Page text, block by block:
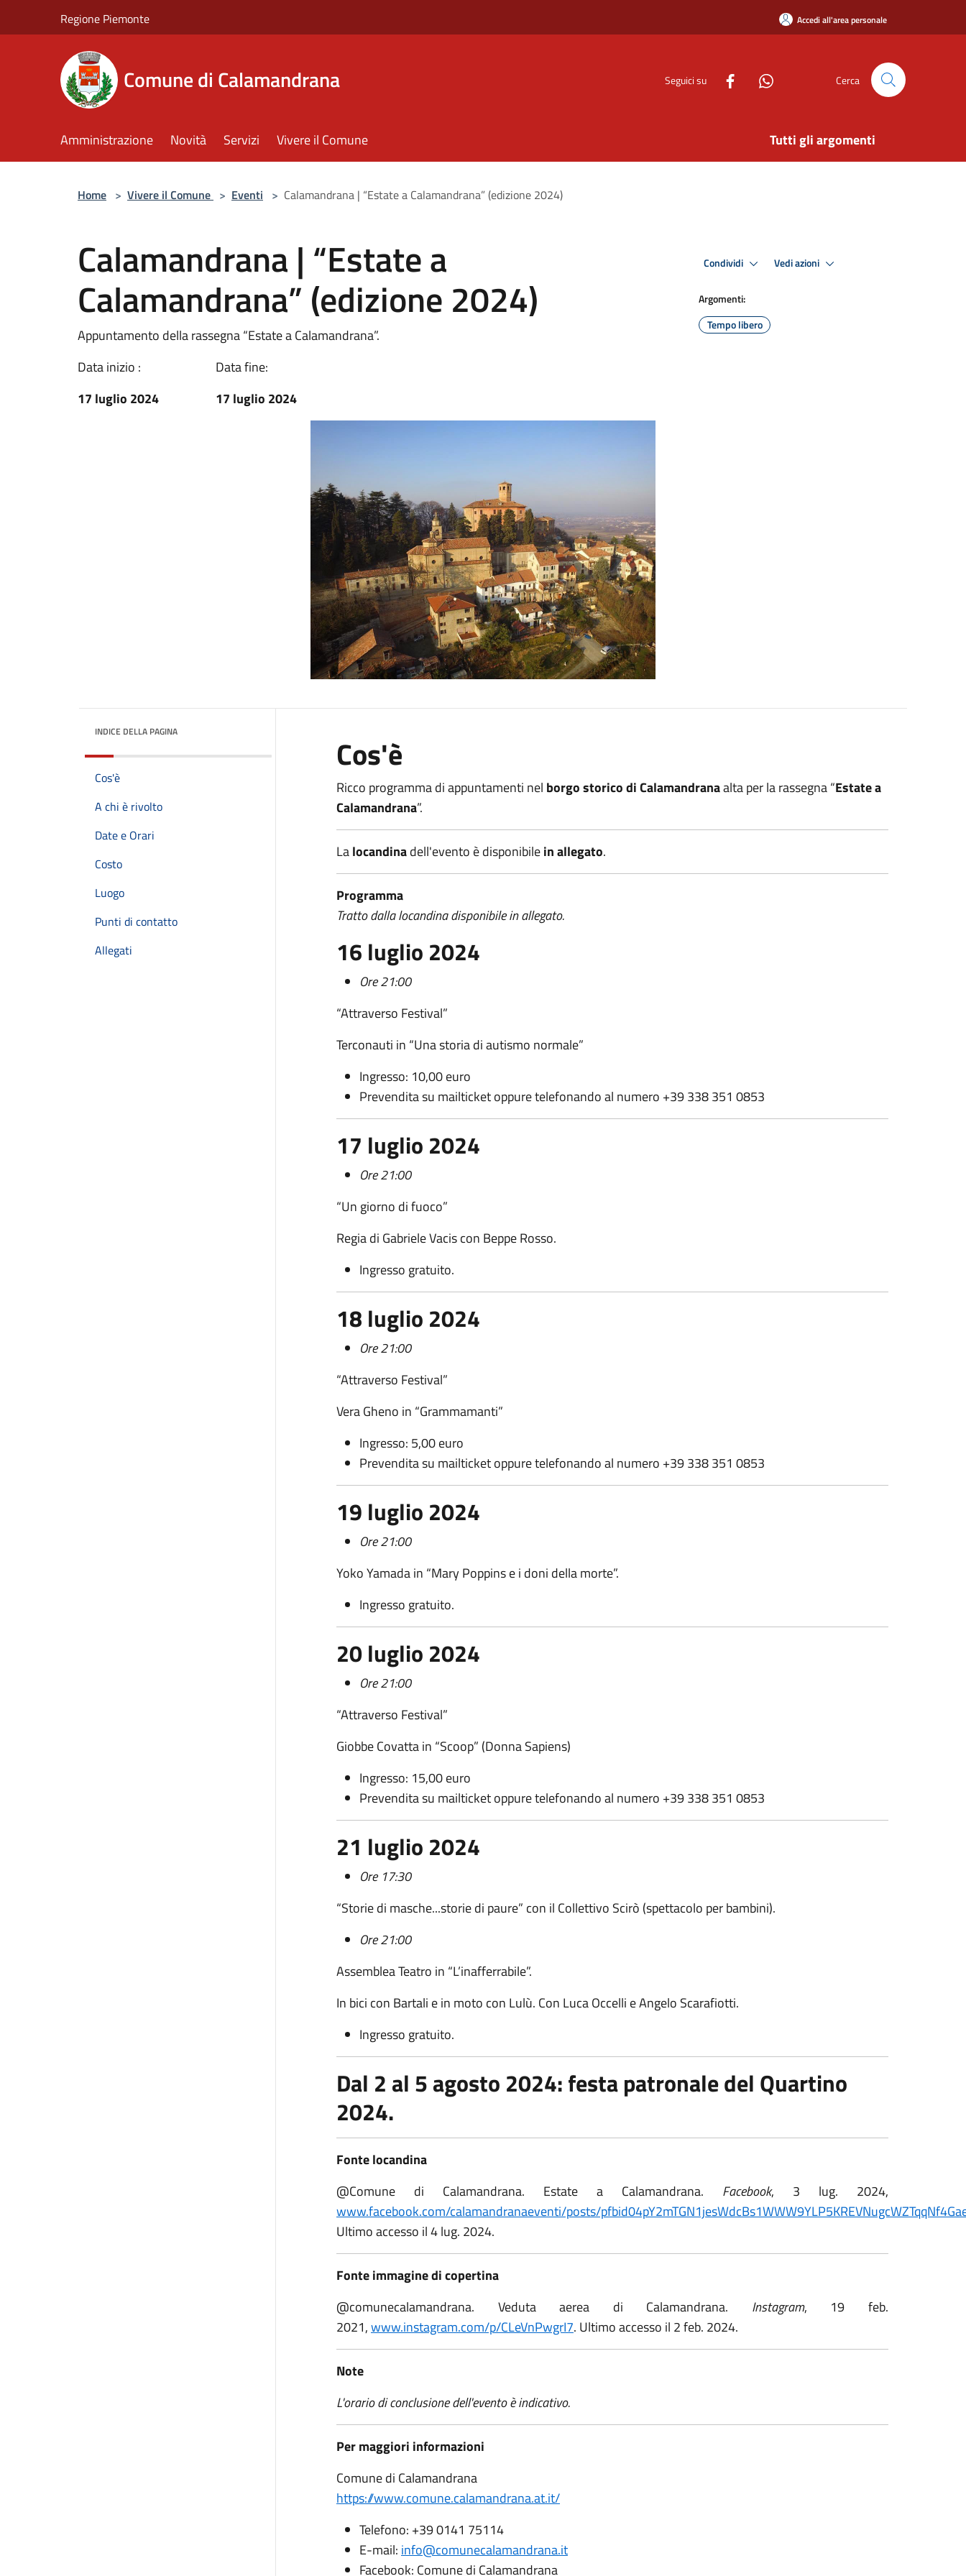
Regione Piemonte Accedi all'area personale
Comune di Calamandrana Seguici su Cerca
Amministrazione Novità Servizi Vivere il Comune Tutti gli argomenti
Home > Vivere il Comune > Eventi > Calamandrana | “Estate a Calamandrana” (edizione 2024)
Calamandrana | “Estate a
Calamandrana” (edizione 2024)
Appuntamento della rassegna “Estate a Calamandrana”.
Data inizio :
17 luglio 2024
Data fine:
17 luglio 2024
Condividi Vedi azioni
Argomenti:
Tempo libero
INDICE DELLA PAGINA
Cos'è
A chi è rivolto
Date e Orari
Costo
Luogo
Punti di contatto
Allegati
Cos'è
Ricco programma di appuntamenti nel borgo storico di Calamandranaalta per la rassegna “Estate a
Calamandrana”.
Lalocandinadell'evento è disponibilein allegato.
Programma
Tratto dalla locandina disponibile in allegato.
16 luglio 2024
Ore 21:00
“Attraverso Festival”
Terconauti in “Una storia di autismo normale”
Ingresso: 10,00 euro
Prevendita su mailticket oppure telefonando al numero +39 338 351 0853
17 luglio 2024
Ore 21:00
“Un giorno di fuoco”
Regia di Gabriele Vacis con Beppe Rosso.
Ingresso gratuito.
18 luglio 2024
Ore 21:00
“Attraverso Festival”
Vera Gheno in “Grammamanti”
Ingresso: 5,00 euro
Prevendita su mailticket oppure telefonando al numero +39 338 351 0853
19 luglio 2024
Ore 21:00
Yoko Yamada in “Mary Poppins e i doni della morte”.
Ingresso gratuito.
20 luglio 2024
Ore 21:00
“Attraverso Festival”
Giobbe Covatta in “Scoop” (Donna Sapiens)
Ingresso: 15,00 euro
Prevendita su mailticket oppure telefonando al numero +39 338 351 0853
21 luglio 2024
Ore 17:30
“Storie di masche...storie di paure” con il Collettivo Scirò (spettacolo per bambini).
Ore 21:00
Assemblea Teatro in “L’inafferrabile”.
In bici con Bartali e in moto con Lulù. Con Luca Occelli e Angelo Scarafiotti.
Ingresso gratuito.
Dal 2 al 5 agosto 2024: festa patronale del Quartino
2024.
Fonte locandina
@Comune di Calamandrana. Estate a Calamandrana. Facebook, 3 lug. 2024,
www.facebook.com/calamandranaeventi/posts/
Ultimo accesso il 4 lug. 2024.
Fonte immagine di copertina
@comunecalamandrana. Veduta aerea di Calamandrana. Instagram, 19 feb.
2021,www.instagram.com/p/CLeVnPwgrI7. Ultimo accesso il 2 feb. 2024.
Note
L'orario di conclusione dell'evento è indicativo.
Per maggiori informazioni
Comune di Calamandrana
https://www.comune.calamandrana.at.it/
Telefono: +39 0141 75114
E-mail: info@comunecalamandrana.it
Facebook: Comune di Calamandrana